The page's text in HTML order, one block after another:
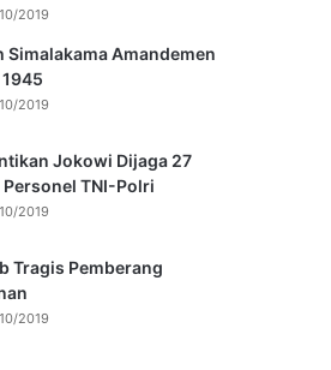
2019
Simalakama Amandemen
1945
2019
Jokowi Dijaga 27
Personel TNI-Polri
2019
Tragis Pemberang
2019